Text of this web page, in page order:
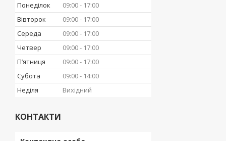
Понеділок 09:00
17:00
Вівторок
09:00
17:00
Середа
09:00
17:00
Четвер
09:00
17:00
Пʼятниця
09:00
17:00
Субота
09:00
14:00
Неділя
Вихідний
КОНТАКТИ